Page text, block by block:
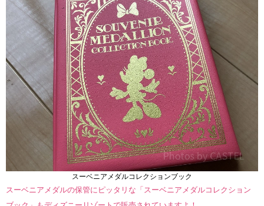
スーベニアメダルコレクションブック
スーベニアメダルの保管にピッタリな「スーベニアメダルコレクション